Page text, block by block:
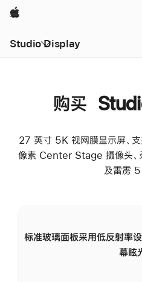
Apple
Studio Display
购买
27 英寸 5K 视网膜显示屏、
像素 Center Stage 摄像头、
及雷雳 5
标准玻璃面板采用低反射率
幕眩